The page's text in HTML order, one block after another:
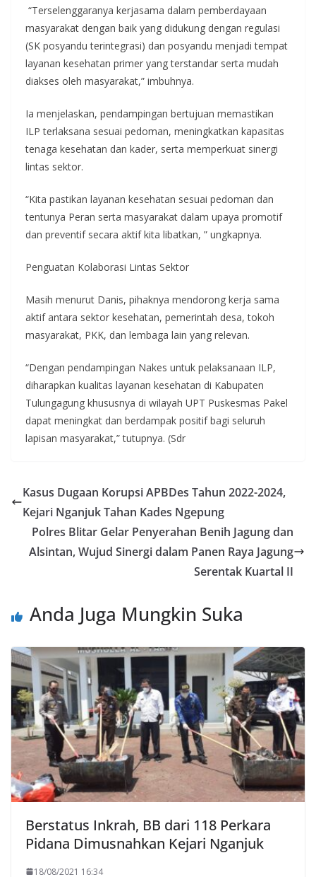
“Terselenggaranya kerjasama dalam pemberdayaan
masyarakat dengan baik yang didukung dengan regulasi
(SK posyandu terintegrasi) dan posyandu menjadi tempat
layanan kesehatan primer yang terstandar serta mudah
diakses oleh masyarakat,” imbuhnya.
Ia menjelaskan, pendampingan bertujuan memastikan
ILP terlaksana sesuai pedoman, meningkatkan kapasitas
tenaga kesehatan dan kader, serta memperkuat sinergi
lintas sektor.
“Kita pastikan layanan kesehatan sesuai pedoman dan
tentunya Peran serta masyarakat dalam upaya promotif
dan preventif secara aktif kita libatkan, ” ungkapnya.
Penguatan Kolaborasi Lintas Sektor
Masih menurut Danis, pihaknya mendorong kerja sama
aktif antara sektor kesehatan, pemerintah desa, tokoh
masyarakat, PKK, dan lembaga lain yang relevan.
“Dengan pendampingan Nakes untuk pelaksanaan ILP,
diharapkan kualitas layanan kesehatan di Kabupaten
Tulungagung khususnya di wilayah UPT Puskesmas Pakel
dapat meningkat dan berdampak positif bagi seluruh
lapisan masyarakat,” tutupnya. (Sdr
Kasus Dugaan Korupsi APBDes Tahun 2022-2024,
Kejari Nganjuk Tahan Kades Ngepung
Polres Blitar Gelar Penyerahan Benih Jagung dan
Alsintan, Wujud Sinergi dalam Panen Raya Jagung
Serentak Kuartal II
Anda Juga Mungkin Suka
Berstatus Inkrah, BB dari 118 Perkara
Pidana Dimusnahkan Kejari Nganjuk
18/08/2021 16:34